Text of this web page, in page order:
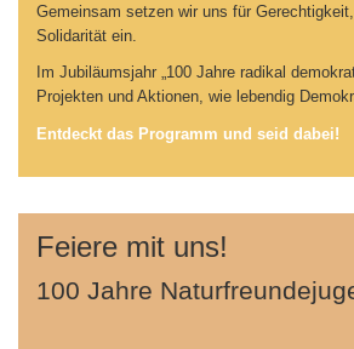
Gemeinsam setzen wir uns für
Solidarität ein.
Im Jubiläumsjahr „100 Jahre radikal
Projekten und Aktionen, wie lebendig
Entdeckt das Programm und seid dabei!
Feiere mit uns!
100 Jahre